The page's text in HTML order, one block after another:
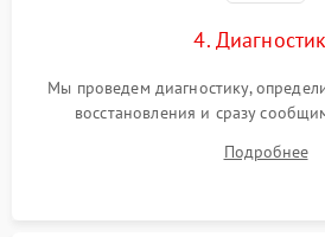
4.
Мы проведем диагностику,
восстановления и сразу
Подробнее